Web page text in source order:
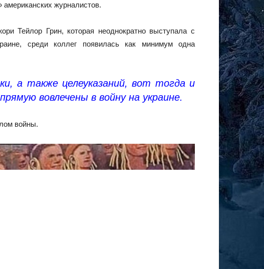
журналистов.
Тейлор Грин, которая неоднократно выступала с
среди коллег появилась как минимум одна
а также целеуказаний, вот тогда и
вовлечены в войну на украине.
войны.